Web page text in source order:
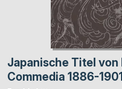
Japanische Titel von
Commedia 1886-